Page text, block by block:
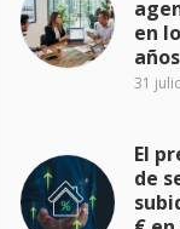
en
años
31
El
de